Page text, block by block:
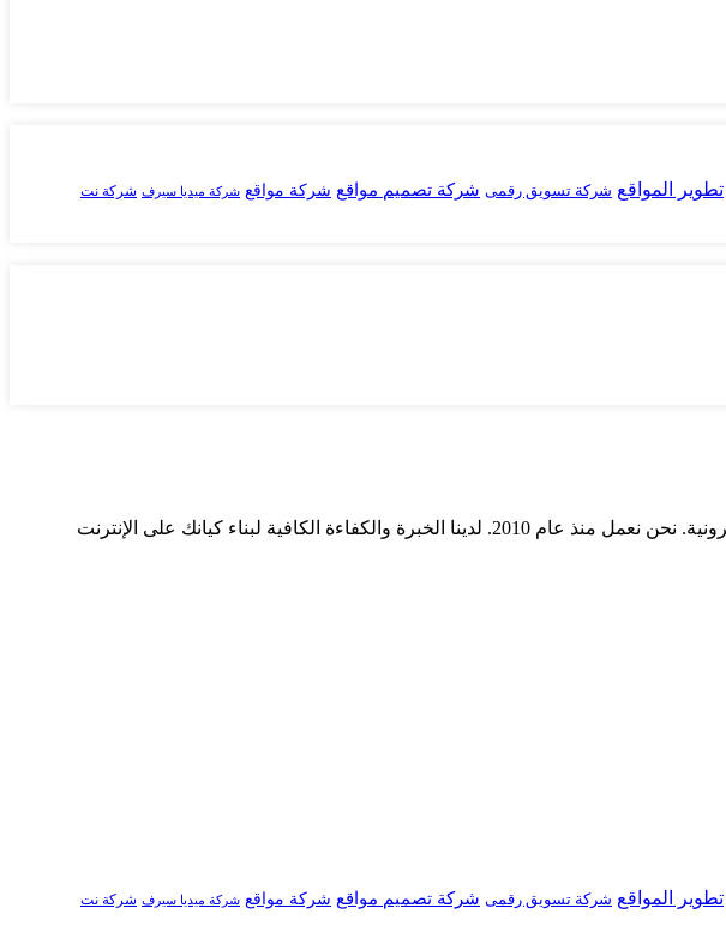
تطوير المواقع شركة تسويق رقمى شركة تصميم مواقع شركة مواقع شركة ميديا سيرف شركة نت
ميديا ​​سيرف هي شركة رائدة في مجال وسائل التواصل الاجتماعي وخدمات التسويق الرقمي وتصميم المواقع الإلكترونية. نحن نعمل منذ عام 2010. لدينا الخبرة والكفاءة الكافية لبناء كيانك على الإنترنت
تطوير المواقع شركة تسويق رقمى شركة تصميم مواقع شركة مواقع شركة ميديا سيرف شركة نت